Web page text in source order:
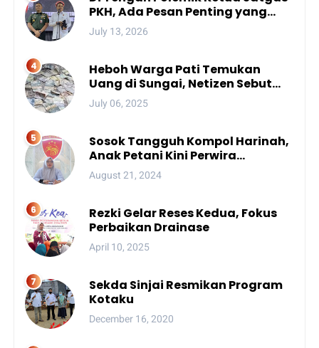
PKH, Ada Pesan Penting yang
Ditegaskan ke Publik
July 13, 2026
Heboh Warga Pati Temukan
Uang di Sungai, Netizen Sebut
Fenomena Aneh
July 06, 2025
Sosok Tangguh Kompol Harinah,
Anak Petani Kini Perwira
Menengah Polda Sulsel
August 21, 2024
Rezki Gelar Reses Kedua, Fokus
Perbaikan Drainase
April 10, 2025
Sekda Sinjai Resmikan Program
Kotaku
December 16, 2020